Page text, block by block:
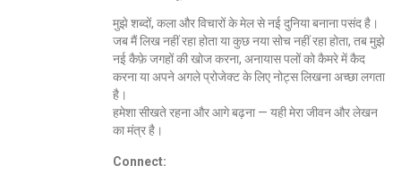
मुझे शब्दों, कला और विचारों के मेल से नई दुनिया बनाना पसंद है।
जब मैं लिख नहीं रहा होता या कुछ नया सोच नहीं रहा होता, तब मुझे
नई कैफ़े जगहों की खोज करना, अनायास पलों को कैमरे में कैद
करना या अपने अगले प्रोजेक्ट के लिए नोट्स लिखना अच्छा लगता
है।
हमेशा सीखते रहना और आगे बढ़ना — यही मेरा जीवन और लेखन
का मंत्र है।
Connect: